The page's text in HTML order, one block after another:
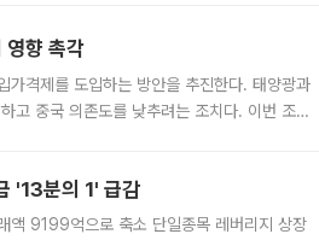
영향 촉각
가격제를 도입하는 방안을 추진한다. 태양광과
고 중국 의존도를 낮추려는 조치다. 이번 조처
'13분의 1' 급감
9199억으로 축소 단일종목 레버리지 상장